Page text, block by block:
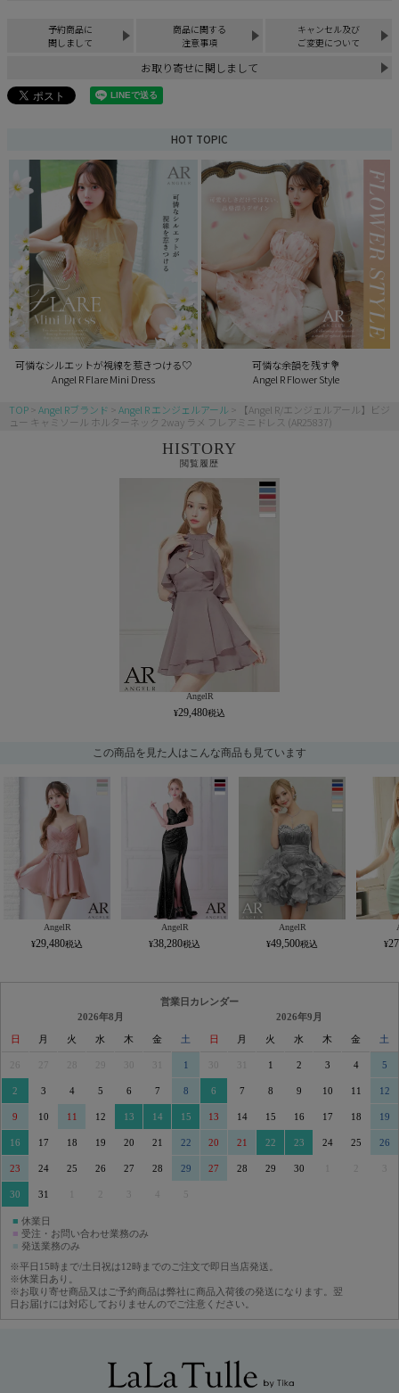
予約商品に
関しまして
商品に関する
注意事項
キャンセル及び
ご変更について
お取り寄せに関しまして
HOT TOPIC
可憐なシルエットが視線を惹きつける♡
Angel R Flare Mini Dress
可憐な余韻を残す💐
Angel R Flower Style
TOP Angel Rブランド Angel R エンジェルアール
【Angel R/エンジェルアール】ビジ
ュー キャミソール ホルターネック 2way ラメ フレアミニドレス (AR25837)
HISTORY
閲覧履歴
AngelR
29,480
この商品を見た人はこんな商品も見ています
AngelR
29,480
AngelR
38,280
AngelR
49,500
営業日カレンダー
2026年8月
日 月 火 水 木 金 土
29 30 31 1
2 3 4 5 6 7 8
9 10 11 12 13 14 15
16 17 18 19 20 21 22
23 24 25 26 27 28 29
30 31 3 5
2026年9月
日 月 火 水 木 金 土
30 31 1 2 3 4 5
6 7 8 9 10 11 12
13 14 15 16 17 18 19
20 21 22 23 24 25 26
27 28 29 30 3
■ 休業日
■ 受注・お問い合わせ業務のみ
■ 発送業務のみ
※平日15時まで/土日祝は12時までのご注文で即日当店発送。
※休業日あり。
※お取り寄せ商品又はご予約商品は弊社に商品入荷後の発送になります。翌
日お届けには対応しておりませんのでご注意ください。